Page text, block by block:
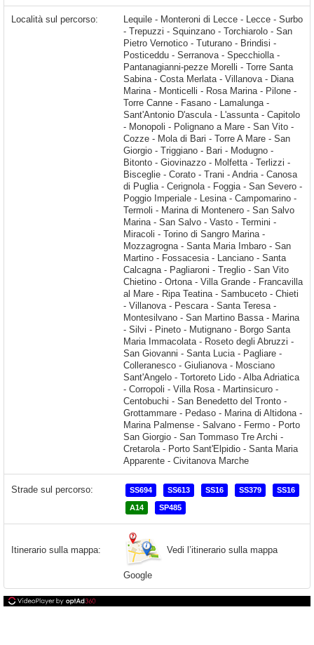
Località sul percorso: Lequile - Monteroni di Lecce - Lecce - Surbo - Trepuzzi - Squinzano - Torchiarolo - San Pietro Vernotico - Tuturano - Brindisi - Posticeddu - Serranova - Specchiolla - Pantanagianni-pezze Morelli - Torre Santa Sabina - Costa Merlata - Villanova - Diana Marina - Monticelli - Rosa Marina - Pilone - Torre Canne - Fasano - Lamalunga - Sant'Antonio D'ascula - L'assunta - Capitolo - Monopoli - Polignano a Mare - San Vito - Cozze - Mola di Bari - Torre A Mare - San Giorgio - Triggiano - Bari - Modugno
Strade sul percorso: SS694 SS613 SS16 SS379 SS16
A14 SP485
Itinerario sulla mappa: Vedi l’itinerario sulla mappa
Google